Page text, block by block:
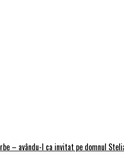
– avându-l ca invitat pe domnul